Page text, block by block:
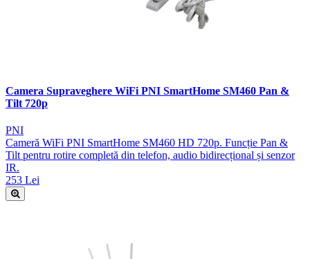
Camera Supraveghere WiFi PNI SmartHome SM460 Pan &
Tilt 720p
PNI
Cameră WiFi PNI SmartHome SM460 HD 720p. Funcție Pan &
Tilt pentru rotire completă din telefon, audio bidirecțional și senzor
IR.
253 Lei